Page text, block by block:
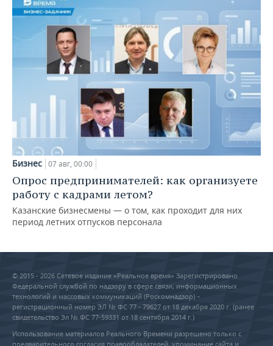
Бизнес 07 авг, 00:00
Опрос предпринимателей: как организуете
работу с кадрами летом?
Казанские бизнесмены — о том, как проходит для них
период летних отпусков персонала
© 2015 - 2026 Сетевое издание «Реальное время» Зарегистрировано
Федеральной службой по надзору в сфере связи, информационных
технологий и массовых коммуникаций (Роскомнадзор) –
регистрационный номер ЭЛ № ФС 77 - 79627 от 18 декабря 2020 г. (ранее
свидетельство Эл № ФС 77-59331 от 18 сентября 2014 г.)
Использование материалов Реального Времени разрешено только с
предварительного согласия правообладателей, упоминание сайта и